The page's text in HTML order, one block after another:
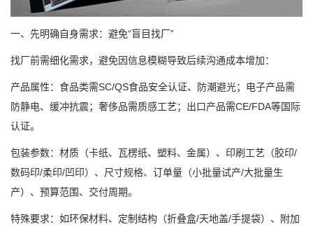
一、先明确自身需求：避免“盲目找厂”
找厂前需细化需求，避免因信息模糊导致后续沟通成本增加：
产品属性：食品类需SC/QS食品安全认证、防潮避光；电子产品需
防静电、缓冲抗震；奢侈品需质感工艺；出口产品需CE/FDA等国际
认证。
包装参数：材质（卡纸、瓦楞纸、塑料、金属）、印刷工艺（胶印/
数码印/柔印/凹印）、尺寸规格、订单量（小批量试产/大批量生
产）、预算范围、交付周期。
特殊要求：如环保材料、定制结构（折叠盒/天地盖/手提袋）、附加